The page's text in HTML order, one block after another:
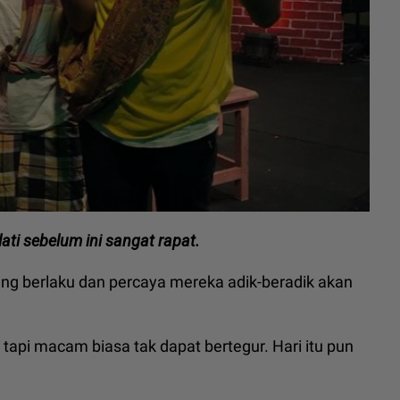
sebelum ini sangat rapat.
berlaku dan percaya mereka adik-beradik akan
macam biasa tak dapat bertegur. Hari itu pun